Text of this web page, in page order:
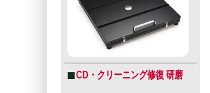
CD・クリーニング修復 研磨